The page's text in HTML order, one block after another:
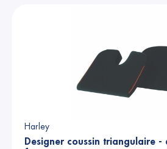
Harley
Designer coussin triangulaire -